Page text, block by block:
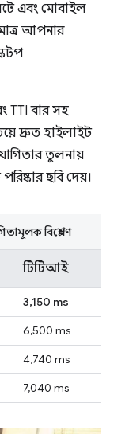
এবং মোবাইল
আপনার
TTI বার সহ
দ্রুত হাইলাইট
তুলনায়
ছবি দেয়।
টিটিআই
3,150 ms
6,500 ms
4,740 ms
7,040 ms
বিশ্লেষণ